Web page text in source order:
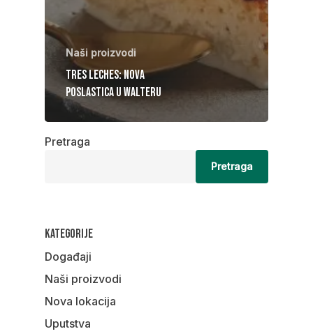
Naši proizvodi
Tres Leches: Nova
poslastica u Walteru
Pretraga
Pretraga
Kategorije
Događaji
Naši proizvodi
Nova lokacija
Uputstva